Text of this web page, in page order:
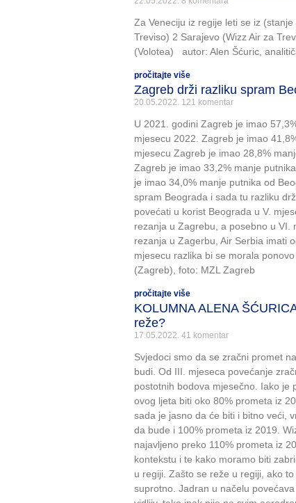
Za Veneciju iz regije leti se iz
Treviso) 2 Sarajevo (Wizz Air za
(Volotea) autor: Alen Šćuric,
pročitajte više
Zagreb drži razliku spram
20.05.2022. 121 komentar
U 2021. godini Zagreb je imao
mjesecu 2022. Zagreb je imao
mjesecu Zagreb je imao 28,8%
Zagreb je imao 33,2% manje
je imao 34,0% manje putnika od
spram Beograda i sada tu razliku
povećati u korist Beograda u V.
rezanja u Zagrebu, a posebno u VI.
rezanja u Zagerbu, Air Serbia imati
mjesecu razlika bi se morala
(Zagreb), foto: MZL Zagreb
pročitajte više
KOLUMNA ALENA
reže?
17.05.2022. 41 komentar
Svjedoci smo da se zračni promet
budi. Od III. mjeseca povećanje
postotnih bodova mjesečno. Iako je
ovog ljeta biti oko 80% prometa iz
sada je jasno da će biti i bitno veći,
da bude i 100% prometa iz 2019.
najavljeno preko 110% prometa iz
kontekstu i te kako moramo biti
u regiji. Zašto se reže u regiji, ako
suprotno. Jadran u načelu